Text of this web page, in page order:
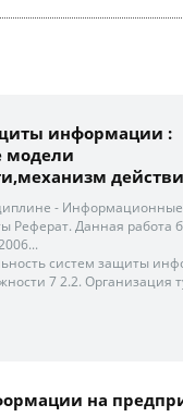
информации :
модели
- Информационные
Реферат. Данная работа
систем защиты
7 2.2. Организация
на